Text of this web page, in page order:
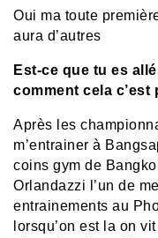
Oui ma toute
aura d’autres
Est-ce que tu es
comment cela c’est
Après les
m’entrainer à
coins gym de
Orlandazzi l’un de
entrainements au
lorsqu’on est la on